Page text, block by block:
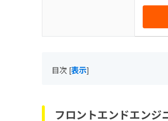
目次 [表示]
フロントエンドエンジ